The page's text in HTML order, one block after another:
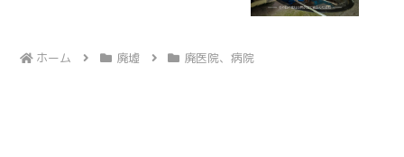
ホーム 廃墟 廃医院、病院